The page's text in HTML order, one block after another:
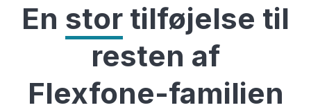
En stor tilføjelse til
resten af
Flexfone-familien